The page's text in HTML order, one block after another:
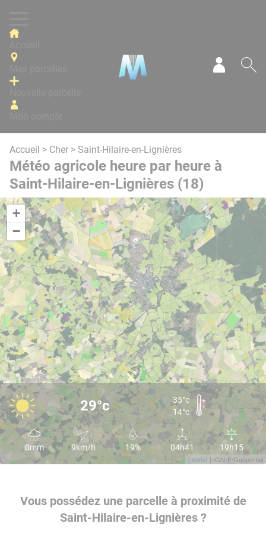
Accueil > Cher > Saint-Hilaire-en-Lignières
Météo agricole heure par heure à
Saint-Hilaire-en-Lignières (18)
+
−
Leaflet | IGN-F/Geoportail
29°c
35°c
14°c
0mm 9km/h 19% 04h41 19h15
Vous possédez une parcelle à proximité de
Saint-Hilaire-en-Lignières ?